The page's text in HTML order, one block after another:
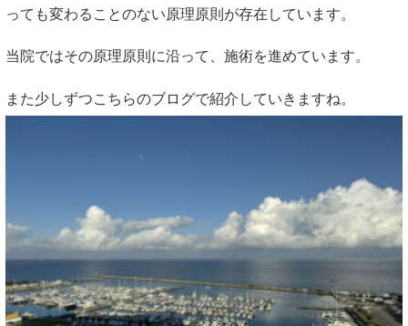
っても変わることのない原理原則が存在しています。
当院ではその原理原則に沿って、施術を進めています。
また少しずつこちらのブログで紹介していきますね。